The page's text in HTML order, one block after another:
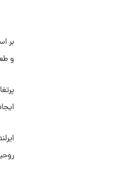
بر
و